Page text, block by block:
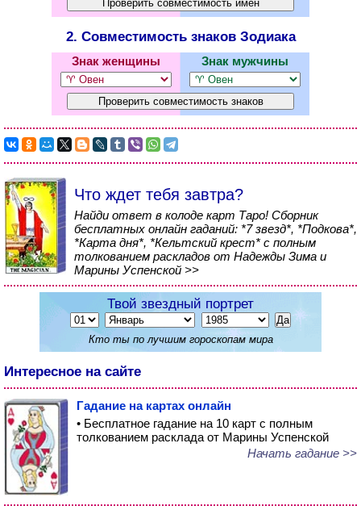
2. Совместимость знаков Зодиака
Знак женщины Знак мужчины
Что ждет тебя завтра?
Найди ответ в колоде карт Таро! Сборник
бесплатных онлайн гаданий: *7 звезд*, *Подкова*,
*Карта дня*, *Кельтский крест* с полным
толкованием раскладов от Надежды Зима и
Марины Успенской >>
Твой звездный портрет
Кто ты по лучшим гороскопам мира
Интересное на сайте
Гадание на картах онлайн
• Бесплатное гадание на 10 карт с полным
толкованием расклада от Марины Успенской
Начать гадание >>